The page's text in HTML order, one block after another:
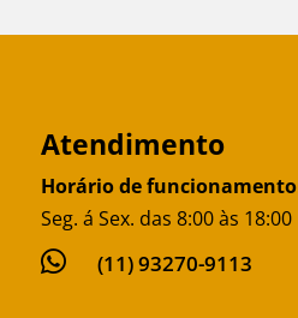
Atendimento
Horário de funcionamento
Seg. á Sex. das 8:00 às 18:00
 (11) 93270-9113